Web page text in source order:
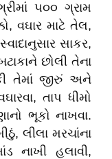
૫૦૦ ગ્રામ
વઘાર માટે તેલ,
સાકર,
છોલી તેના
તેમાં જીરું અને
તાપ ધીમો
ભૂકો નાખવા.
લીલા મરચાંના
હલાવી,